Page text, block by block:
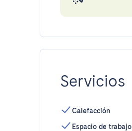
Servicios
Calefacción
Espacio de trabajo
ordenadores